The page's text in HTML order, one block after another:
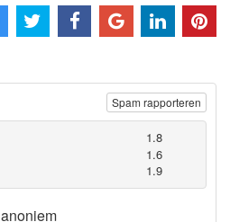
1.8
1.6
1.9
anoniem
Spam rapporteren